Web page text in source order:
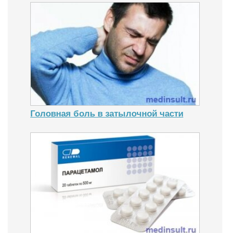
Головная боль в затылочной части